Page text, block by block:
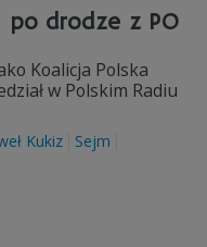
drodze z PO
Koalicja Polska
w Polskim Radiu
Kukiz
Sejm